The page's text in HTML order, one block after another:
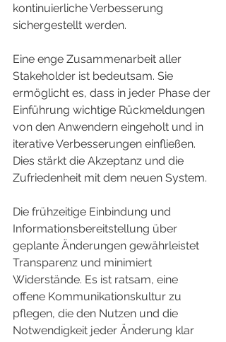
kontinuierliche Verbesserung
sichergestellt werden.
Eine enge Zusammenarbeit aller
Stakeholder ist bedeutsam. Sie
ermöglicht es, dass in jeder Phase der
Einführung wichtige Rückmeldungen
von den Anwendern eingeholt und in
iterative Verbesserungen einfließen.
Dies stärkt die Akzeptanz und die
Zufriedenheit mit dem neuen System.
Die frühzeitige Einbindung und
Informationsbereitstellung über
geplante Änderungen gewährleistet
Transparenz und minimiert
Widerstände. Es ist ratsam, eine
offene Kommunikationskultur zu
pflegen, die den Nutzen und die
Notwendigkeit jeder Änderung klar